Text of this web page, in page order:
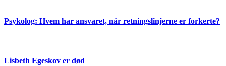
Psykolog: Hvem har ansvaret, når retningslinjerne er forkerte?
Lisbeth Egeskov er død